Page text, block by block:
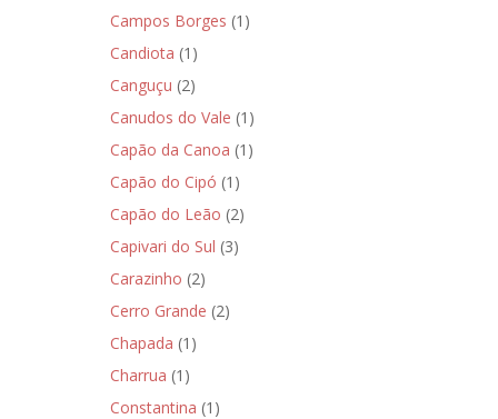
Campos Borges (1)
Candiota (1)
Canguçu (2)
Canudos do Vale (1)
Capão da Canoa (1)
Capão do Cipó (1)
Capão do Leão (2)
Capivari do Sul (3)
Carazinho (2)
Cerro Grande (2)
Chapada (1)
Charrua (1)
Constantina (1)